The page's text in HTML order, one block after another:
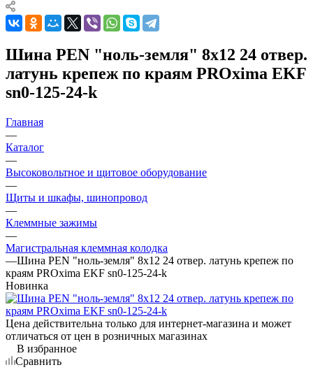
Шина PEN "ноль-земля" 8х12 24 отвер.
латунь крепеж по краям PROxima EKF
sn0-125-24-k
Главная
—
Каталог
—
Высоковольтное и щитовое оборудование
—
Щиты и шкафы, шинопровод
—
Клеммные зажимы
—
Магистральная клеммная колодка
—Шина PEN "ноль-земля" 8х12 24 отвер. латунь крепеж по
краям PROxima EKF sn0-125-24-k
Новинка
Цена действительна только для интернет-магазина и может
отличаться от цен в розничных магазинах
В избранное
Сравнить